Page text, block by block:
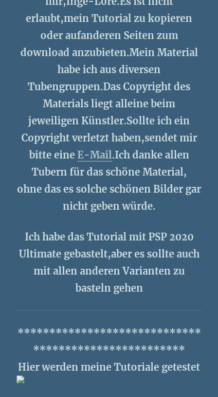
erlaubt,mein Tutorial zu kopieren
oder aufanderen Seiten zum
download anzubieten.Mein Material
habe ich aus diversen
Tubengruppen.Das Copyright des
Materials liegt alleine beim
jeweiligen Künstler.Sollte ich ein
Copyright verletzt haben,sendet mir
bitte eine E-Mail.Ich danke allen
Tubern für das schöne Material,
ohne das es solche schönen Bilder gar
nicht geben würde.
Ich habe das Tutorial mit PSP 2020
Ultimate gebastelt,aber es sollte auch
mit allen anderen Varianten zu
basteln gehen
*****************************
************************
Hier werden meine Tutoriale getestet